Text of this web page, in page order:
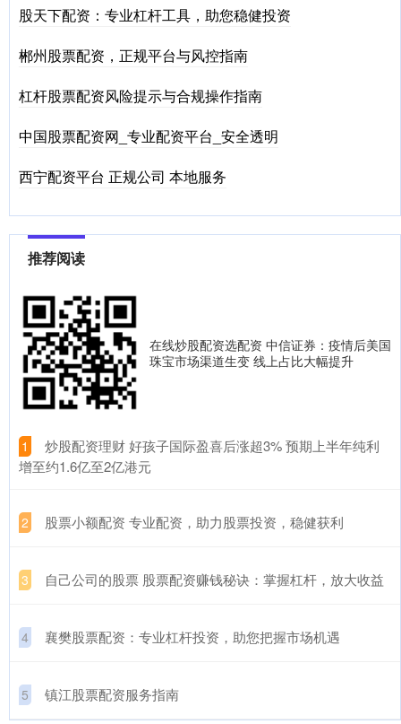
股天下配资：专业杠杆工具，助您稳健投资
郴州股票配资，正规平台与风控指南
杠杆股票配资风险提示与合规操作指南
中国股票配资网_专业配资平台_安全透明
西宁配资平台 正规公司 本地服务
推荐阅读
在线炒股配资选配资 中信证券：疫情后美国
珠宝市场渠道生变 线上占比大幅提升
1
​炒股配资理财 好孩子国际盈喜后涨超3% 预期上半年纯利
增至约1.6亿至2亿港元
2 ​股票小额配资 专业配资，助力股票投资，稳健获利
3 ​自己公司的股票 股票配资赚钱秘诀：掌握杠杆，放大收益
4 ​襄樊股票配资：专业杠杆投资，助您把握市场机遇
5 ​镇江股票配资服务指南